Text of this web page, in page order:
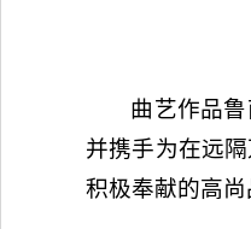
曲艺作品
并携手为在远
积极奉献的高